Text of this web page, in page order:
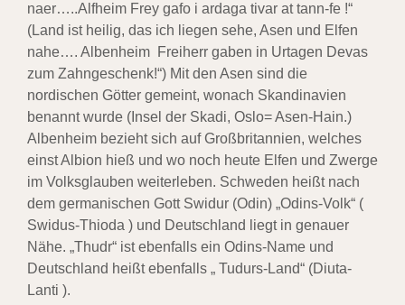
naer…..Alfheim Frey gafo i ardaga tivar at tann-fe !“
(Land ist heilig, das ich liegen sehe, Asen und Elfen
nahe…. Albenheim Freiherr gaben in Urtagen Devas
zum Zahngeschenk!“) Mit den Asen sind die
nordischen Götter gemeint, wonach Skandinavien
benannt wurde (Insel der Skadi, Oslo= Asen-Hain.)
Albenheim bezieht sich auf Großbritannien, welches
einst Albion hieß und wo noch heute Elfen und Zwerge
im Volksglauben weiterleben. Schweden heißt nach
dem germanischen Gott Swidur (Odin) „Odins-Volk“ (
Swidus-Thioda ) und Deutschland liegt in genauer
Nähe. „Thudr“ ist ebenfalls ein Odins-Name und
Deutschland heißt ebenfalls „ Tudurs-Land“ (Diuta-
Lanti ).